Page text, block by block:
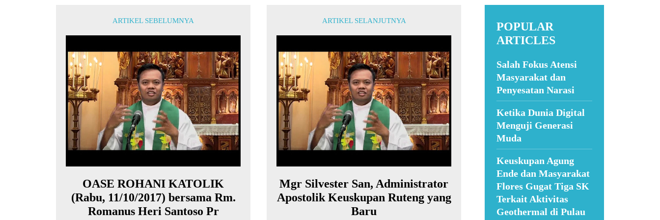
ARTIKEL SEBELUMNYA
OASE ROHANI KATOLIK
(Rabu, 11/10/2017) bersama Rm.
Romanus Heri Santoso Pr
ARTIKEL SELANJUTNYA
Mgr Silvester San, Administrator
Apostolik Keuskupan Ruteng yang
Baru
POPULAR
ARTICLES
Salah Fokus Atensi
Masyarakat dan
Penyesatan Narasi
Ketika Dunia Digital
Menguji Generasi
Muda
Keuskupan Agung
Ende dan Masyarakat
Flores Gugat Tiga SK
Terkait Aktivitas
Geothermal di Pulau